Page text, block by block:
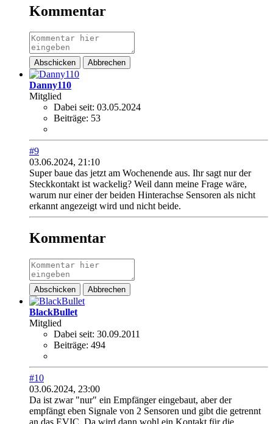
Kommentar
Abschicken Abbrechen
Danny110
Mitglied
Dabei seit: 03.05.2024
Beiträge: 53
#9
03.06.2024, 21:10
Super baue das jetzt am Wochenende aus. Ihr sagt nur der
Steckkontakt ist wackelig? Weil dann meine Frage wäre,
warum nur einer der beiden Hinterachse Sensoren als nicht
erkannt angezeigt wird und nicht beide.
Kommentar
Abschicken Abbrechen
BlackBullet
Mitglied
Dabei seit: 30.09.2011
Beiträge: 494
#10
03.06.2024, 23:00
Da ist zwar "nur" ein Empfänger eingebaut, aber der
empfängt eben Signale von 2 Sensoren und gibt die getrennt
an das EVIC. Da wird dann wohl ein Kontakt für die